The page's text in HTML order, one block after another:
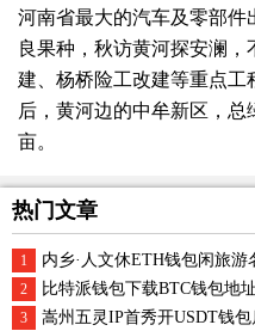
河南省最大的汽车及零部件
良果种，秋访黄河探安澜，
建、杨桥险工改建等重点工
后，黄河边的中牟新区，总
亩。
热门文章
1 内乡·人文休ETH钱包闲旅游
2 比特派钱包下载BTC钱包地
3 嵩州五灵IP首秀开USDT钱